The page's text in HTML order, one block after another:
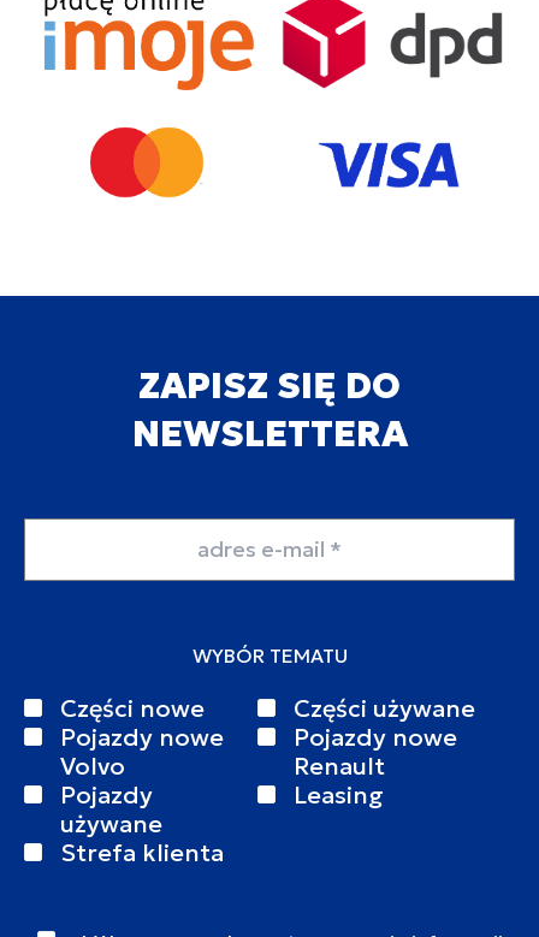
ZAPISZ SIĘ DO
NEWSLETTERA
WYBÓR TEMATU
Części nowe
Części używane
Pojazdy nowe
Volvo
Pojazdy nowe
Renault
Pojazdy
używane
Leasing
Strefa klienta